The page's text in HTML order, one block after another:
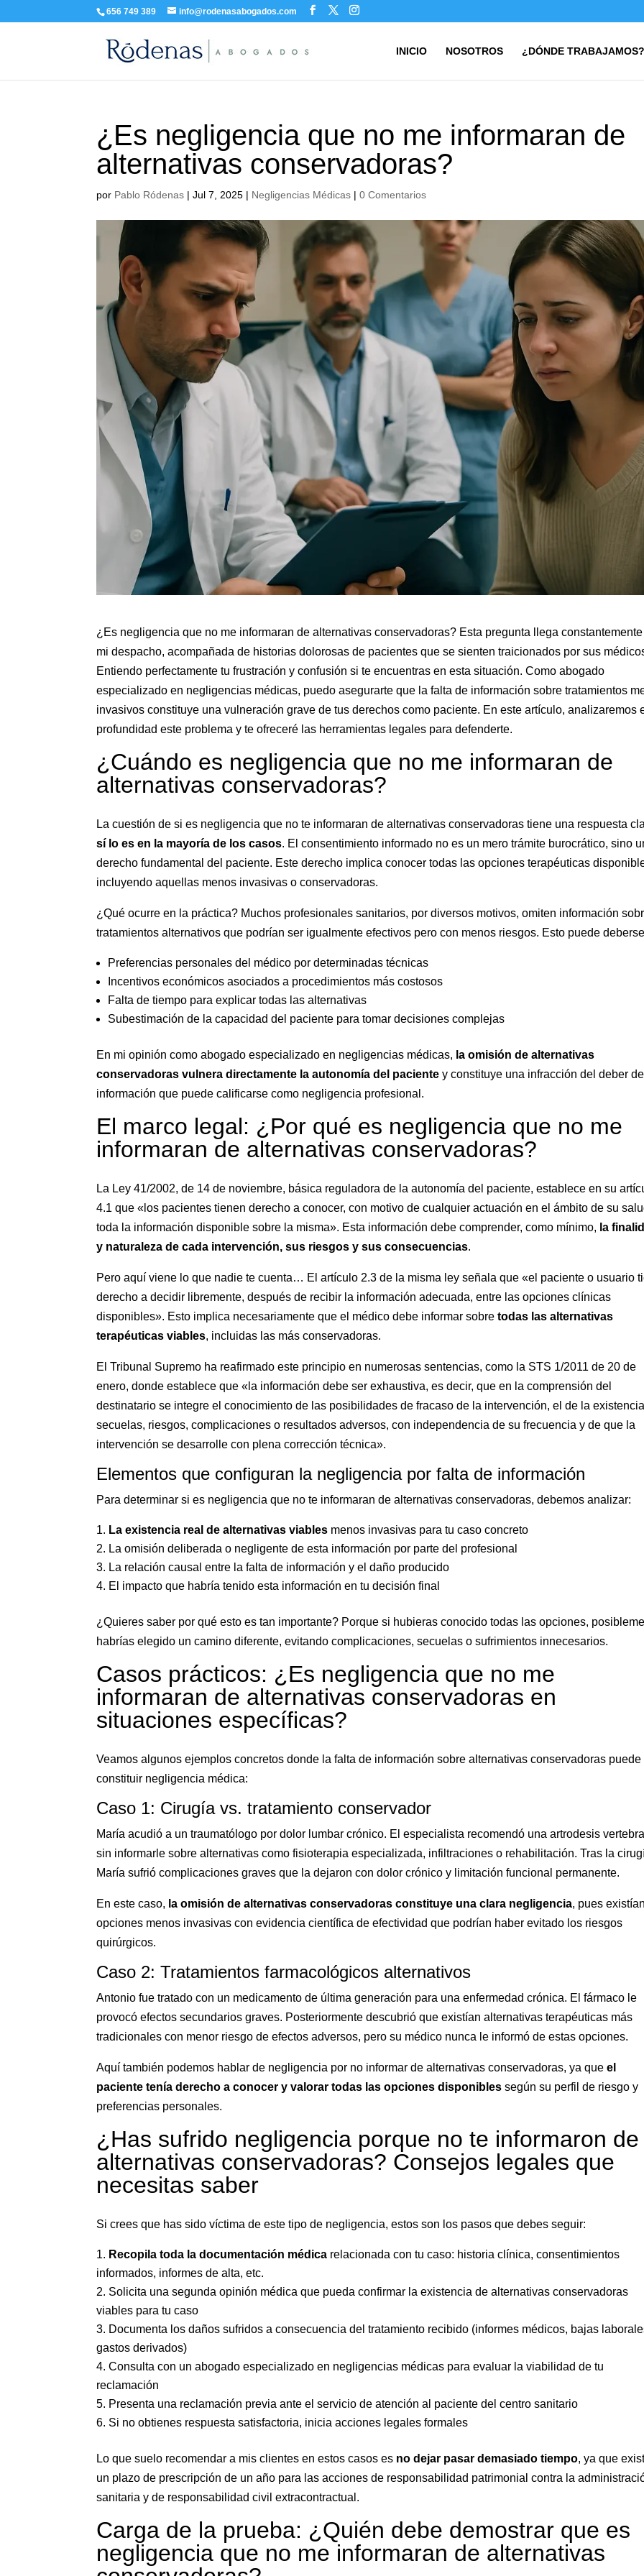
656 749 389 info@rodenasabogados.com
INICIO NOSOTROS ¿DÓNDE TRABAJAMOS?
¿Es negligencia que no me informaran de
alternativas conservadoras?
por Pablo Ródenas |Jul 7, 2025 | Negligencias Médicas |0 Comentarios
¿Es negligencia que no me informaran de alternativas conservadoras? Esta pregunta llega
mi despacho, acompañada de historias dolorosas de pacientes que se sienten traicionados por sus
Entiendo perfectamente tu frustración y confusión si te encuentras en esta situación. Como abogado
especializado en negligencias médicas, puedo asegurarte que la falta de información sobre tratamientos
invasivos constituye una vulneración grave de tus derechos como paciente. En este artículo, analizaremos
profundidad este problema y te ofreceré las herramientas legales para defenderte.
¿Cuándo es negligencia que no me informaran de
alternativas conservadoras?
La cuestión de si es negligencia que no te informaran de alternativas conservadoras tiene una respuesta
sí lo es en la mayoría de los casos. El consentimiento informado no es un mero trámite burocrático, sino
derecho fundamental del paciente. Este derecho implica conocer todas las opciones terapéuticas
incluyendo aquellas menos invasivas o conservadoras.
¿Qué ocurre en la práctica? Muchos profesionales sanitarios, por diversos motivos, omiten información
tratamientos alternativos que podrían ser igualmente efectivos pero con menos riesgos. Esto puede
Preferencias personales del médico por determinadas técnicas
Incentivos económicos asociados a procedimientos más costosos
Falta de tiempo para explicar todas las alternativas
Subestimación de la capacidad del paciente para tomar decisiones complejas
En mi opinión como abogado especializado en negligencias médicas, la omisión de alternativas
conservadoras vulnera directamente la autonomía del paciente y constituye una infracción del deber de
información que puede calificarse como negligencia profesional.
El marco legal: ¿Por qué es negligencia que no me
informaran de alternativas conservadoras?
La Ley 41/2002, de 14 de noviembre, básica reguladora de la autonomía del paciente, establece en su
4.1 que «los pacientes tienen derecho a conocer, con motivo de cualquier actuación en el ámbito de su
toda la información disponible sobre la misma». Esta información debe comprender, como mínimo, la
y naturaleza de cada intervención, sus riesgos y sus consecuencias.
Pero aquí viene lo que nadie te cuenta… El artículo 2.3 de la misma ley señala que «el paciente o usuario
derecho a decidir libremente, después de recibir la información adecuada, entre las opciones clínicas
disponibles». Esto implica necesariamente que el médico debe informar sobretodas las alternativas
terapéuticas viables, incluidas las más conservadoras.
El Tribunal Supremo ha reafirmado este principio en numerosas sentencias, como la STS 1/2011 de 20 de
enero, donde establece que «la información debe ser exhaustiva, es decir, que en la comprensión del
destinatario se integre el conocimiento de las posibilidades de fracaso de la intervención, el de la
secuelas, riesgos, complicaciones o resultados adversos, con independencia de su frecuencia y de que la
intervención se desarrolle con plena corrección técnica».
Elementos que configuran la negligencia por falta de información
Para determinar si es negligencia que no te informaran de alternativas conservadoras, debemos analizar:
La existencia real de alternativas viables menos invasivas para tu caso concreto
La omisión deliberada o negligente de esta información por parte del profesional
La relación causal entre la falta de información y el daño producido
El impacto que habría tenido esta información en tu decisión final
¿Quieres saber por qué esto es tan importante? Porque si hubieras conocido todas las opciones,
habrías elegido un camino diferente, evitando complicaciones, secuelas o sufrimientos innecesarios.
Casos prácticos: ¿Es negligencia que no me
informaran de alternativas conservadoras en
situaciones específicas?
Veamos algunos ejemplos concretos donde la falta de información sobre alternativas conservadoras puede
constituir negligencia médica:
Caso 1: Cirugía vs. tratamiento conservador
María acudió a un traumatólogo por dolor lumbar crónico. El especialista recomendó una artrodesis
sin informarle sobre alternativas como fisioterapia especializada, infiltraciones o rehabilitación. Tras la
María sufrió complicaciones graves que la dejaron con dolor crónico y limitación funcional permanente.
En este caso, la omisión de alternativas conservadoras constituye una clara negligencia, pues
opciones menos invasivas con evidencia científica de efectividad que podrían haber evitado los riesgos
quirúrgicos.
Caso 2: Tratamientos farmacológicos alternativos
Antonio fue tratado con un medicamento de última generación para una enfermedad crónica. El fármaco le
provocó efectos secundarios graves. Posteriormente descubrió que existían alternativas terapéuticas más
tradicionales con menor riesgo de efectos adversos, pero su médico nunca le informó de estas opciones.
Aquí también podemos hablar de negligencia por no informar de alternativas conservadoras, ya queel
paciente tenía derecho a conocer y valorar todas las opciones disponibles según su perfil de riesgo y
preferencias personales.
¿Has sufrido negligencia porque no te informaron de
alternativas conservadoras? Consejos legales que
necesitas saber
Si crees que has sido víctima de este tipo de negligencia, estos son los pasos que debes seguir:
Recopila toda la documentación médica relacionada con tu caso: historia clínica, consentimientos
informados, informes de alta, etc.
Solicita una segunda opinión médica que pueda confirmar la existencia de alternativas conservadoras
viables para tu caso
Documenta los daños sufridos a consecuencia del tratamiento recibido (informes médicos, bajas
gastos derivados)
Consulta con un abogado especializado en negligencias médicas para evaluar la viabilidad de tu
reclamación
Presenta una reclamación previa ante el servicio de atención al paciente del centro sanitario
Si no obtienes respuesta satisfactoria, inicia acciones legales formales
Lo que suelo recomendar a mis clientes en estos casos es no dejar pasar demasiado tiempo, ya que
un plazo de prescripción de un año para las acciones de responsabilidad patrimonial contra la
sanitaria y de responsabilidad civil extracontractual.
Carga de la prueba: ¿Quién debe demostrar que es
negligencia que no me informaran de alternativas